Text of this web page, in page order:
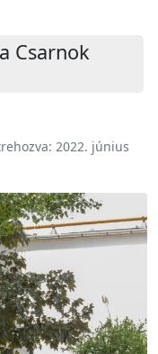
Csarnok
2022. június